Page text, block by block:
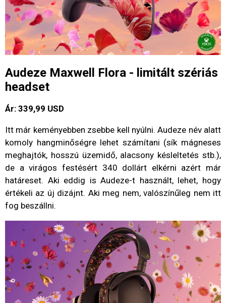
Audeze Maxwell Flora - limitált szériás
headset
Ár: 339,99 USD
Itt már keményebben zsebbe kell nyúlni. Audeze név alatt
komoly hangminőségre lehet számítani (sík mágneses
meghajtók, hosszú üzemidő, alacsony késleltetés stb.),
de a virágos festésért 340 dollárt elkérni azért már
határeset. Aki eddig is Audeze-t használt, lehet, hogy
értékeli az új dizájnt. Aki meg nem, valószínűleg nem itt
fog beszállni.